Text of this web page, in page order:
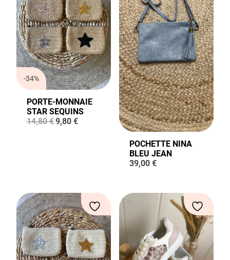
-34%
PORTE-MONNAIE
STAR SEQUINS
14,80€Le
9,80 €Le
POCHETTE NINA
BLEU JEAN
39,00 €